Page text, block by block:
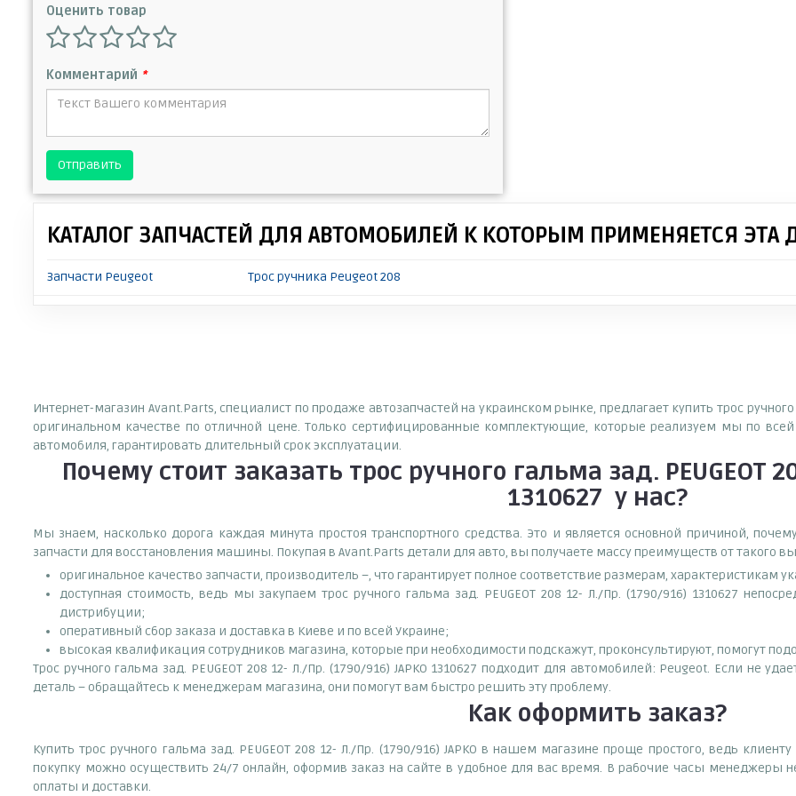
Оценить товар
Комментарий *
Отправить
КАТАЛОГ ЗАПЧАСТЕЙ ДЛЯ АВТОМОБИЛЕЙ К КОТОРЫМ ПРИМЕНЯЕТСЯ ЭТА
Запчасти Peugeot Трос ручника Peugeot 208
Интернет-магазин Avant.Parts, специалист по продаже автозапчастей на украинском рынке, предлагает купить трос ручного
оригинальном качестве по отличной цене. Только сертифицированные комплектующие, которые реализуем мы по всей
автомобиля, гарантировать длительный срок эксплуатации.
Почему стоит заказать трос ручного гальма зад. PEUGEOT
1310627 у нас?
Мы знаем, насколько дорога каждая минута простоя транспортного средства. Это и является основной причиной,
запчасти для восстановления машины. Покупая в Avant.Parts детали для авто, вы получаете массу преимуществ от такого
оригинальное качество запчасти, производитель –, что гарантирует полное соответствие размерам, характеристикам
доступная стоимость, ведь мы закупаем трос ручного гальма зад. PEUGEOT 208 12- Л./Пр. (1790/916) 1310627
дистрибуции;
оперативный сбор заказа и доставка в Киеве и по всей Украине;
высокая квалификация сотрудников магазина, которые при необходимости подскажут, проконсультируют, помогут
Трос ручного гальма зад. PEUGEOT 208 12- Л./Пр. (1790/916) JAPKO 1310627 подходит для автомобилей: Peugeot. Если не
деталь – обращайтесь к менеджерам магазина, они помогут вам быстро решить эту проблему.
Как оформить заказ?
Купить трос ручного гальма зад. PEUGEOT 208 12- Л./Пр. (1790/916) JAPKO в нашем магазине проще простого, ведь
покупку можно осуществить 24/7 онлайн, оформив заказ на сайте в удобное для вас время. В рабочие часы менеджеры
оплаты и доставки.